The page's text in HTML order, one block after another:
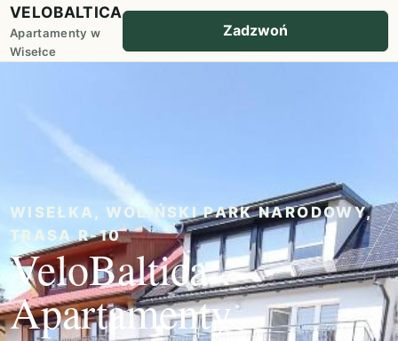
VELOBALTICA
Apartamenty w
Wisełce
Zadzwoń
WISEŁKA, WOLIŃSKI PARK NARODOWY,
TRASA R-10
VeloBaltica
Apartamenty